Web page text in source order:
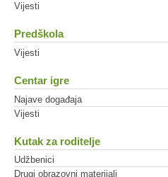
Vijesti
Predškola
Vijesti
Centar igre
Najave događaja
Vijesti
Kutak za roditelje
Udžbenici
Drugi obrazovni materijali